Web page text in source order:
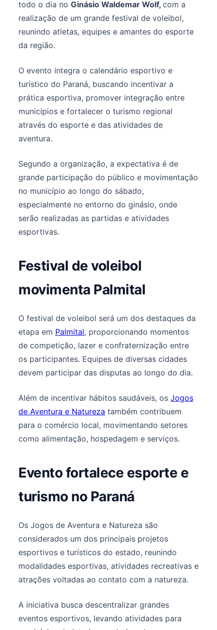
todo o dia no Ginásio Waldemar Wolf, com a
realização de um grande festival de voleibol,
reunindo atletas, equipes e amantes do esporte
da região.
O evento integra o calendário esportivo e
turístico do Paraná, buscando incentivar a
prática esportiva, promover integração entre
municípios e fortalecer o turismo regional
através do esporte e das atividades de
aventura.
Segundo a organização, a expectativa é de
grande participação do público e movimentação
no município ao longo do sábado,
especialmente no entorno do ginásio, onde
serão realizadas as partidas e atividades
esportivas.
Festival de voleibol
movimenta Palmital
O festival de voleibol será um dos destaques da
etapa em Palmital, proporcionando momentos
de competição, lazer e confraternização entre
os participantes. Equipes de diversas cidades
devem participar das disputas ao longo do dia.
Além de incentivar hábitos saudáveis, os Jogos
de Aventura e Natureza também contribuem
para o comércio local, movimentando setores
como alimentação, hospedagem e serviços.
Evento fortalece esporte e
turismo no Paraná
Os Jogos de Aventura e Natureza são
considerados um dos principais projetos
esportivos e turísticos do estado, reunindo
modalidades esportivas, atividades recreativas e
atrações voltadas ao contato com a natureza.
A iniciativa busca descentralizar grandes
eventos esportivos, levando atividades para